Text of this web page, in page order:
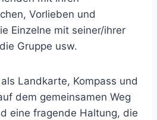
Vorlieben und
Einzelne mit seiner/ihrer
Gruppe usw.
Landkarte, Kompass und
dem gemeinsamen Weg
eine fragende Haltung, die